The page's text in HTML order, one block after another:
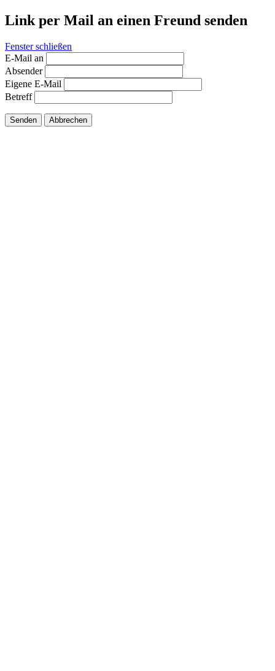
Link per Mail an einen Freund senden
Fenster schließen
E-Mail an
Absender
Eigene E-Mail
Betreff
Senden Abbrechen